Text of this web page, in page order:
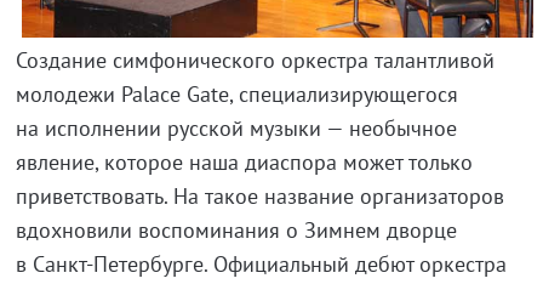
Создание симфонического оркестра талантливой
молодежи Palace Gate, специализирующегося
на исполнении русской музыки — необычное
явление, которое наша диаспора может только
приветствовать. На такое название организаторов
вдохновили воспоминания о Зимнем дворце
в Санкт-Петербурге. Официальный дебют оркестра